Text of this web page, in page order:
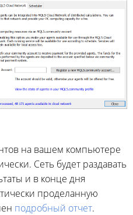
на вашем компьютере
Сеть будет раздавать
и в конце дня
проделанную
подробный отчет.